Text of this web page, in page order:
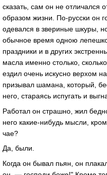
сказать, сам он не отличался
образом жизни. По-русски он
одевался в звериные шкуры,
обычное время одною
праздники и в других
масла именно столько,
ездил очень искусно верхом
призывал шамана, который,
него, стараясь испугать и
Работал он страшно, жил
него какие-нибудь мысли,
чае?
Да, были.
Когда он бывал пьян, он